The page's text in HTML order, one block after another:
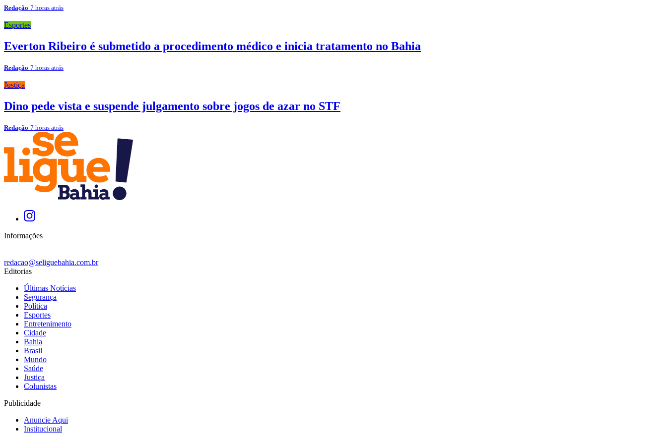
Redação 7 horas atrás
Esportes
Everton Ribeiro é submetido a procedimento médico e inicia tratamento no Bahia
Redação 7 horas atrás
Justiça
Dino pede vista e suspende julgamento sobre jogos de azar no STF
Redação 7 horas atrás
Informações
redacao@seliguebahia.com.br
Editorias
Últimas Notícias
Segurança
Política
Esportes
Entretenimento
Cidade
Bahia
Brasil
Mundo
Saúde
Justiça
Colunistas
Publicidade
Anuncie Aqui
Institucional